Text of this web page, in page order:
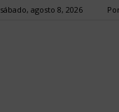
sábado, agosto 8, 2026